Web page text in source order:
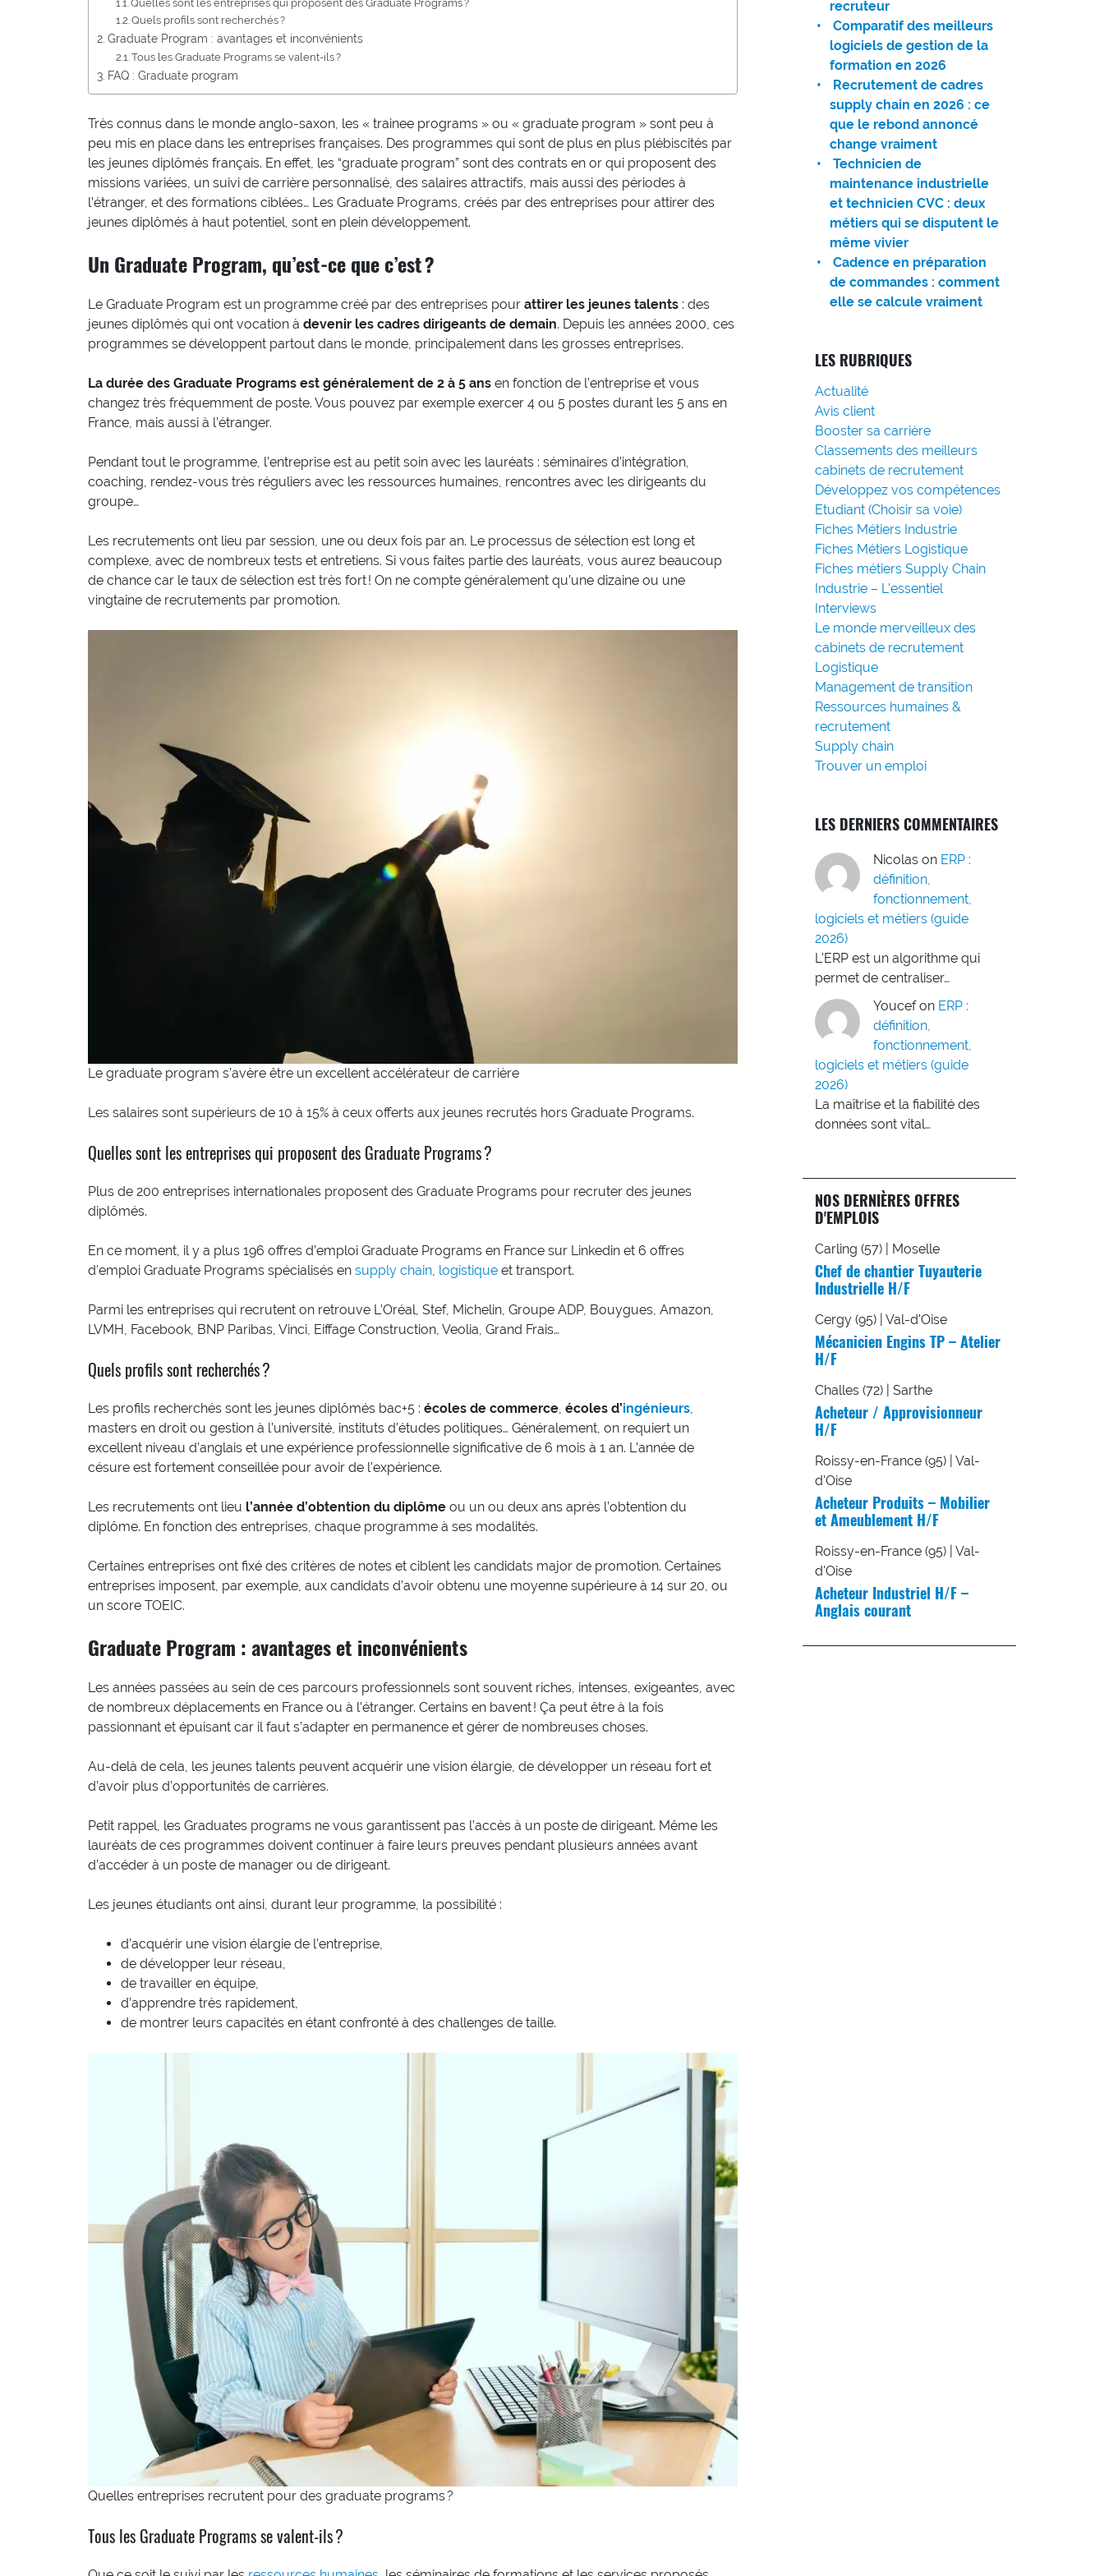
Quelles sont les entreprises qui proposent des Graduate Programs ?
Quels profils sont recherchés ?
Graduate Program : avantages et inconvénients
Tous les Graduate Programs se valent-ils ?
FAQ : Graduate program
Très connus dans le monde anglo-saxon, les « trainee programs » ou « graduate program » sont peu à
peu mis en place dans les entreprises françaises. Des programmes qui sont de plus en plus plébiscités par
les jeunes diplômés français. En effet, les “graduate program” sont des contrats en or qui proposent des
missions variées, un suivi de carrière personnalisé, des salaires attractifs, mais aussi des périodes à
l’étranger, et des formations ciblées… Les Graduate Programs, créés par des entreprises pour attirer des
jeunes diplômés à haut potentiel, sont en plein développement.
Un Graduate Program, qu’est-ce que c’est ?
Le Graduate Program est un programme créé par des entreprises pour attirer les jeunes talents : des
jeunes diplômés qui ont vocation à devenir les cadres dirigeants de demain. Depuis les années 2000, ces
programmes se développent partout dans le monde, principalement dans les grosses entreprises.
La durée des Graduate Programs est généralement de 2 à 5 ans en fonction de l’entreprise et vous
changez très fréquemment de poste. Vous pouvez par exemple exercer 4 ou 5 postes durant les 5 ans en
France, mais aussi à l’étranger.
Pendant tout le programme, l’entreprise est au petit soin avec les lauréats : séminaires d’intégration,
coaching, rendez-vous très réguliers avec les ressources humaines, rencontres avec les dirigeants du
groupe…
Les recrutements ont lieu par session, une ou deux fois par an. Le processus de sélection est long et
complexe, avec de nombreux tests et entretiens. Si vous faites partie des lauréats, vous aurez beaucoup
de chance car le taux de sélection est très fort ! On ne compte généralement qu’une dizaine ou une
vingtaine de recrutements par promotion.
Le graduate program s’avère être un excellent accélérateur de carrière
Les salaires sont supérieurs de 10 à 15% à ceux offerts aux jeunes recrutés hors Graduate Programs.
Quelles sont les entreprises qui proposent des Graduate Programs ?
Plus de 200 entreprises internationales proposent des Graduate Programs pour recruter des jeunes
diplômés.
En ce moment, il y a plus 196 offres d’emploi Graduate Programs en France sur Linkedin et 6 offres
d’emploi Graduate Programs spécialisés en supply chain, logistique et transport.
Parmi les entreprises qui recrutent on retrouve L’Oréal, Stef, Michelin, Groupe ADP, Bouygues, Amazon,
LVMH, Facebook, BNP Paribas, Vinci, Eiffage Construction, Veolia, Grand Frais…
Quels profils sont recherchés ?
Les profils recherchés sont les jeunes diplômés bac+5 : écoles de commerce, écoles d’ingénieurs,
masters en droit ou gestion à l’université, instituts d’études politiques… Généralement, on requiert un
excellent niveau d’anglais et une expérience professionnelle significative de 6 mois à 1 an. L’année de
césure est fortement conseillée pour avoir de l’expérience.
Les recrutements ont lieu l’année d’obtention du diplôme ou un ou deux ans après l’obtention du
diplôme. En fonction des entreprises, chaque programme à ses modalités.
Certaines entreprises ont fixé des critères de notes et ciblent les candidats major de promotion. Certaines
entreprises imposent, par exemple, aux candidats d’avoir obtenu une moyenne supérieure à 14 sur 20, ou
un score TOEIC.
Graduate Program : avantages et inconvénients
Les années passées au sein de ces parcours professionnels sont souvent riches, intenses, exigeantes, avec
de nombreux déplacements en France ou à l’étranger. Certains en bavent ! Ça peut être à la fois
passionnant et épuisant car il faut s’adapter en permanence et gérer de nombreuses choses.
Au-delà de cela, les jeunes talents peuvent acquérir une vision élargie, de développer un réseau fort et
d’avoir plus d’opportunités de carrières.
Petit rappel, les Graduates programs ne vous garantissent pas l’accès à un poste de dirigeant. Même les
lauréats de ces programmes doivent continuer à faire leurs preuves pendant plusieurs années avant
d’accéder à un poste de manager ou de dirigeant.
Les jeunes étudiants ont ainsi, durant leur programme, la possibilité :
d’acquérir une vision élargie de l’entreprise,
de développer leur réseau,
de travailler en équipe,
d’apprendre très rapidement,
de montrer leurs capacités en étant confronté à des challenges de taille.
Quelles entreprises recrutent pour des graduate programs ?
Tous les Graduate Programs se valent-ils ?
recruteur
Comparatif des meilleurs
logiciels de gestion de la
formation en 2026
Recrutement de cadres
supply chain en 2026 : ce
que le rebond annoncé
change vraiment
Technicien de
maintenance industrielle
et technicien CVC : deux
métiers qui se disputent le
même vivier
Cadence en préparation
de commandes : comment
elle se calcule vraiment
LES RUBRIQUES
Actualité
Avis client
Booster sa carrière
Classements des meilleurs
cabinets de recrutement
Développez vos compétences
Etudiant (Choisir sa voie)
Fiches Métiers Industrie
Fiches Métiers Logistique
Fiches métiers Supply Chain
Industrie – L'essentiel
Interviews
Le monde merveilleux des
cabinets de recrutement
Logistique
Management de transition
Ressources humaines &
recrutement
Supply chain
Trouver un emploi
LES DERNIERS COMMENTAIRES
Nicolas on ERP :
définition,
fonctionnement,
logiciels et métiers (guide
2026)
L'ERP est un algorithme qui
permet de centraliser…
Youcef on ERP :
définition,
fonctionnement,
logiciels et métiers (guide
2026)
La maîtrise et la fiabilité des
données sont vital…
NOS DERNIÈRES OFFRES
D'EMPLOIS
Carling (57) | Moselle
Chef de chantier Tuyauterie
Industrielle H/F
Cergy (95) | Val-d'Oise
Mécanicien Engins TP – Atelier
H/F
Challes (72) | Sarthe
Acheteur / Approvisionneur
H/F
Roissy-en-France (95) | Val-
d'Oise
Acheteur Produits – Mobilier
et Ameublement H/F
Roissy-en-France (95) | Val-
d'Oise
Acheteur Industriel H/F –
Anglais courant